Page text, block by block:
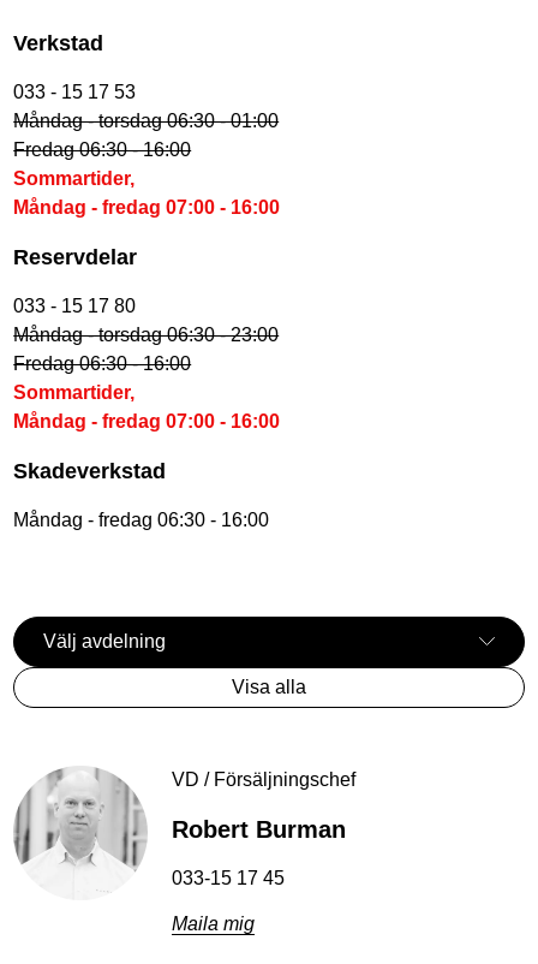
Verkstad
033 - 15 17 53
Måndag - torsdag 06:30 - 01:00
Fredag 06:30 - 16:00
Sommartider,
Måndag - fredag 07:00 - 16:00
Reservdelar
033 - 15 17 80
Måndag - torsdag 06:30 - 23:00
Fredag 06:30 - 16:00
Sommartider,
Måndag - fredag 07:00 - 16:00
Skadeverkstad
Måndag - fredag 06:30 - 16:00
Visa alla
VD / Försäljningschef
Robert Burman
033-15 17 45
Maila mig